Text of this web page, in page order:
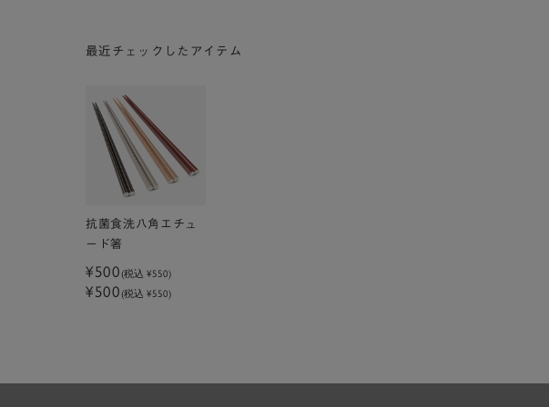
最近チェックしたアイテム
抗菌食洗八角エチュ
ード箸
¥500 (税込 ¥550)
¥500 (税込 ¥550)